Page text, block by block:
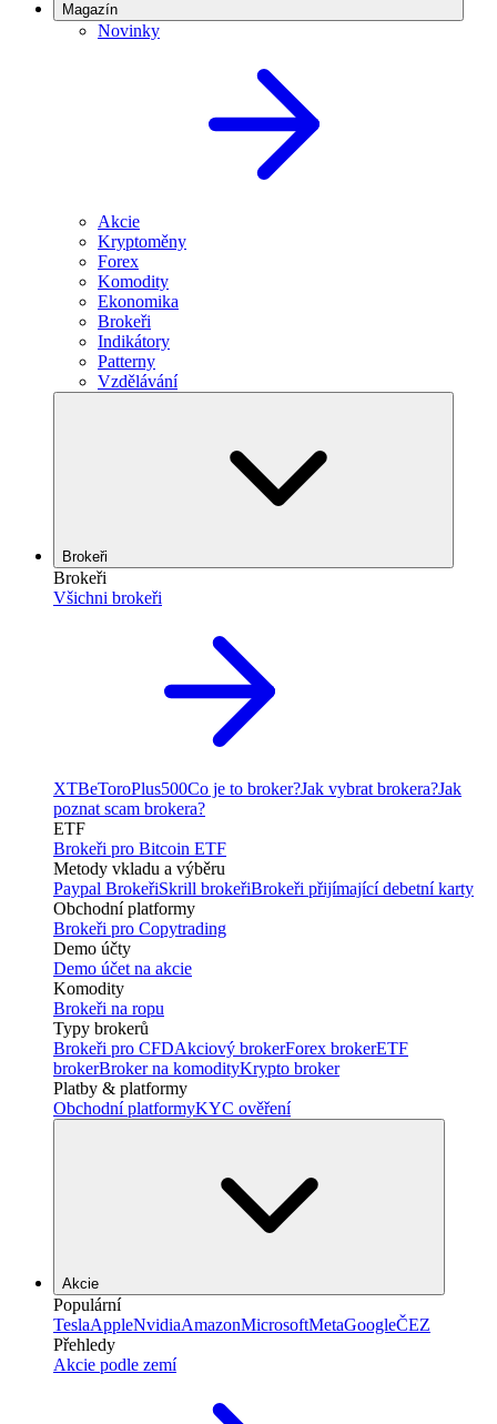
Magazín
Novinky
Akcie
Kryptoměny
Forex
Komodity
Ekonomika
Brokeři
Indikátory
Patterny
Vzdělávání
Brokeři
Brokeři
Všichni brokeři
XTBeToroPlus500Co je to broker?Jak vybrat brokera?Jak
poznat scam brokera?
ETF
Brokeři pro Bitcoin ETF
Metody vkladu a výběru
Paypal BrokeřiSkrill brokeřiBrokeři přijímající debetní karty
Obchodní platformy
Brokeři pro Copytrading
Demo účty
Demo účet na akcie
Komodity
Brokeři na ropu
Typy brokerů
Brokeři pro CFDAkciový brokerForex brokerETF
brokerBroker na komodityKrypto broker
Platby & platformy
Obchodní platformyKYC ověření
Akcie
Populární
TeslaAppleNvidiaAmazonMicrosoftMetaGoogleČEZ
Přehledy
Akcie podle zemí